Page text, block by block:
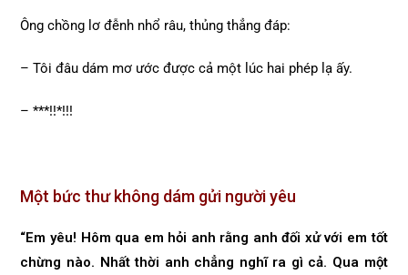
Ông chồng lơ đễnh nhổ râu, thủng thẳng đáp:
– Tôi đâu dám mơ ước được cả một lúc hai phép lạ ấy.
– ***!!*!!!
Một bức thư không dám gửi người yêu
“Em yêu! Hôm qua em hỏi anh rằng anh đối xử với em tốt
chừng nào. Nhất thời anh chẳng nghĩ ra gì cả. Qua một